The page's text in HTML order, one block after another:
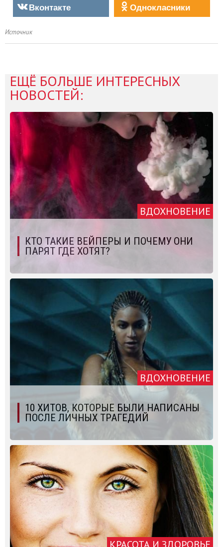
Вконтакте
Однокласники
Источник
ЕЩЁ БОЛЬШЕ ИНТЕРЕСНЫХ
НОВОСТЕЙ:
ВДОХНОВЕНИЕ
КТО ТАКИЕ ВЕЙПЕРЫ И ПОЧЕМУ ОНИ
ПАРЯТ ГДЕ ХОТЯТ?
ВДОХНОВЕНИЕ
10 ХИТОВ, КОТОРЫЕ БЫЛИ НАПИСАНЫ
ПОСЛЕ ЛИЧНЫХ ТРАГЕДИЙ